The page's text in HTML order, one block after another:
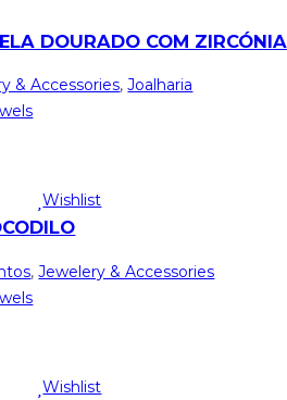
DOURADO COM ZIRCÓNIA
& Accessories,Joalharia
Wishlist
,Jewelery & Accessories
Wishlist